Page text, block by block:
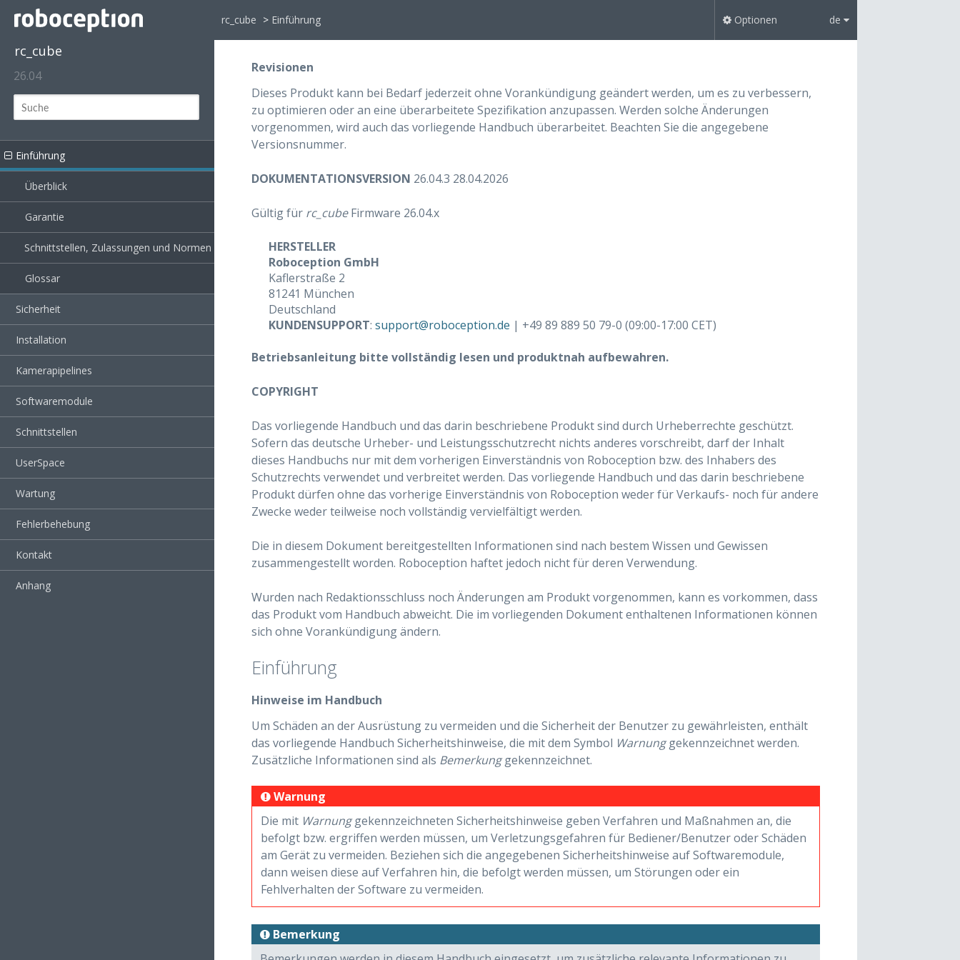
rc_cube
26.04
Einführung
Überblick
Garantie
Schnittstellen, Zulassungen und Normen
Glossar
Sicherheit
Installation
Kamerapipelines
Softwaremodule
Schnittstellen
UserSpace
Wartung
Fehlerbehebung
Kontakt
Anhang
rc_cube > Einführung
Revisionen
Dieses Produkt kann bei Bedarf jederzeit ohne Vorankündigung geändert werden, um es zu verbessern,
zu optimieren oder an eine überarbeitete Spezifikation anzupassen. Werden solche Änderungen
vorgenommen, wird auch das vorliegende Handbuch überarbeitet. Beachten Sie die angegebene
Versionsnummer.
DOKUMENTATIONSVERSION 26.04.3 28.04.2026
Gültig für rc_cubeFirmware 26.04.x
HERSTELLER
Roboception GmbH
Kaflerstraße 2
81241 München
Deutschland
KUNDENSUPPORT: support@roboception.de | +49 89 889 50 79-0 (09:00-17:00 CET)
Betriebsanleitung bitte vollständig lesen und produktnah aufbewahren.
COPYRIGHT
Das vorliegende Handbuch und das darin beschriebene Produkt sind durch Urheberrechte geschützt.
Sofern das deutsche Urheber- und Leistungsschutzrecht nichts anderes vorschreibt, darf der Inhalt
dieses Handbuchs nur mit dem vorherigen Einverständnis von Roboception bzw. des Inhabers des
Schutzrechts verwendet und verbreitet werden. Das vorliegende Handbuch und das darin beschriebene
Produkt dürfen ohne das vorherige Einverständnis von Roboception weder für Verkaufs- noch für andere
Zwecke weder teilweise noch vollständig vervielfältigt werden.
Die in diesem Dokument bereitgestellten Informationen sind nach bestem Wissen und Gewissen
zusammengestellt worden. Roboception haftet jedoch nicht für deren Verwendung.
Wurden nach Redaktionsschluss noch Änderungen am Produkt vorgenommen, kann es vorkommen, dass
das Produkt vom Handbuch abweicht. Die im vorliegenden Dokument enthaltenen Informationen können
sich ohne Vorankündigung ändern.
Einführung
Hinweise im Handbuch
Um Schäden an der Ausrüstung zu vermeiden und die Sicherheit der Benutzer zu gewährleisten, enthält
das vorliegende Handbuch Sicherheitshinweise, die mit dem Symbol Warnunggekennzeichnet werden.
Zusätzliche Informationen sind als Bemerkunggekennzeichnet.
Warnung
Die mit Warnunggekennzeichneten Sicherheitshinweise geben Verfahren und Maßnahmen an, die
befolgt bzw. ergriffen werden müssen, um Verletzungsgefahren für Bediener/Benutzer oder Schäden
am Gerät zu vermeiden. Beziehen sich die angegebenen Sicherheitshinweise auf Softwaremodule,
dann weisen diese auf Verfahren hin, die befolgt werden müssen, um Störungen oder ein
Fehlverhalten der Software zu vermeiden.
Bemerkung
Optionen de